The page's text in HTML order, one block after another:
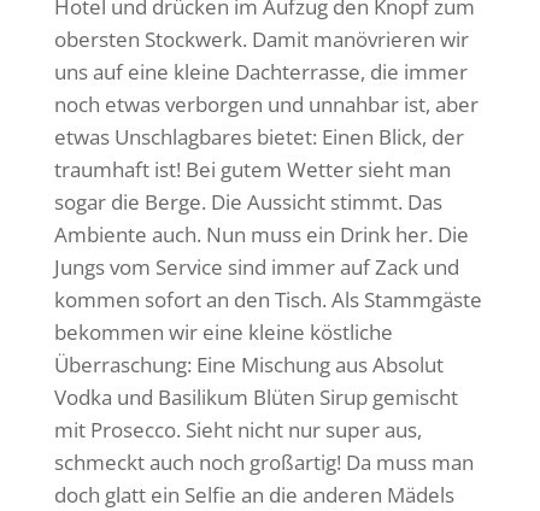
Hotel und drücken im Aufzug den Knopf zum
obersten Stockwerk. Damit manövrieren wir
uns auf eine kleine Dachterrasse, die immer
noch etwas verborgen und unnahbar ist, aber
etwas Unschlagbares bietet: Einen Blick, der
traumhaft ist! Bei gutem Wetter sieht man
sogar die Berge. Die Aussicht stimmt. Das
Ambiente auch. Nun muss ein Drink her. Die
Jungs vom Service sind immer auf Zack und
kommen sofort an den Tisch. Als Stammgäste
bekommen wir eine kleine köstliche
Überraschung: Eine Mischung aus Absolut
Vodka und Basilikum Blüten Sirup gemischt
mit Prosecco. Sieht nicht nur super aus,
schmeckt auch noch großartig! Da muss man
doch glatt ein Selfie an die anderen Mädels